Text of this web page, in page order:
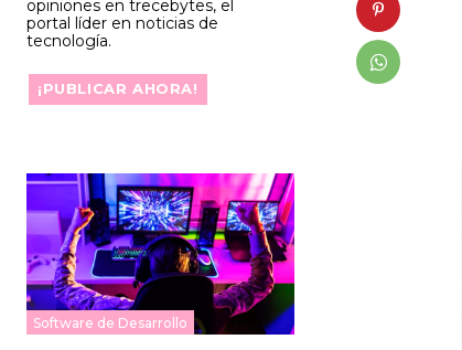
opiniones en trecebytes, el
portal líder en noticias de
tecnología.
¡PUBLICAR AHORA!
Software de Desarrollo